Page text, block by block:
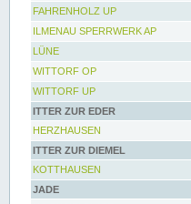
FAHRENHOLZ UP
ILMENAU SPERRWERK AP
LÜNE
WITTORF OP
WITTORF UP
ITTER ZUR EDER
HERZHAUSEN
ITTER ZUR DIEMEL
KOTTHAUSEN
JADE